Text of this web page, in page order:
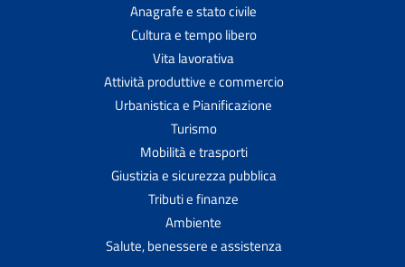
Anagrafe e stato civile
Cultura e tempo libero
Vita lavorativa
Attività produttive e commercio
Urbanistica e Pianificazione
Turismo
Mobilità e trasporti
Giustizia e sicurezza pubblica
Tributi e finanze
Ambiente
Salute, benessere e assistenza